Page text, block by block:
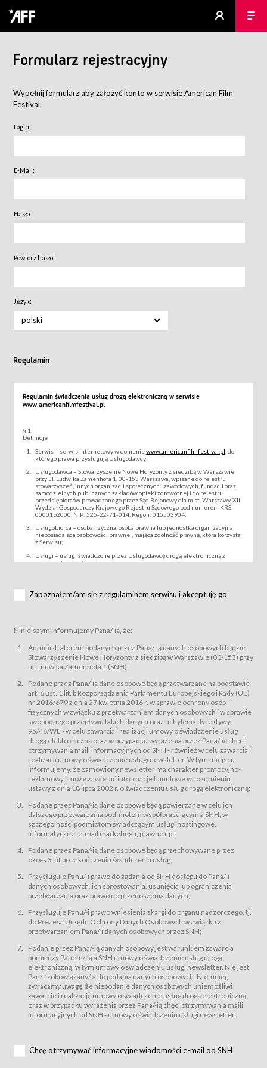
Formularz rejestracyjny
Wypełnij formularz aby założyć konto w serwisie American Film
Festival.
Login:
E-Mail:
Hasło:
Powtórz hasło:
Język:
polski
Regulamin
Regulamin świadczenia usług drogą elektroniczną w serwisie
www.americanfilmfestival.pl
§ 1
Definicje
Serwis – serwis internetowy w domeniewww.americanfilmfestival.pl , do
którego prawa przysługują Usługodawcy;
Usługodawca – Stowarzyszenie Nowe Horyzonty z siedzibą w Warszawie
przy ul. Ludwika Zamenhofa 1, 00-153 Warszawa, wpisane do rejestru
stowarzyszeń, innych organizacji społecznych i zawodowych, fundacji oraz
samodzielnych publicznych zakładów opieki zdrowotnej i do rejestru
przedsiębiorców prowadzonego przez Sąd Rejonowy dla m.st. Warszawy, XII
Wydział Gospodarczy Krajowego Rejestru Sądowego pod numerem KRS:
0000162000, NIP: 525-22-71-014, Regon: 015503904;
Usługobiorca – osoba fizyczna, osoba prawna lub jednostka organizacyjna
nieposiadająca osobowości prawnej, mająca zdolność prawną, która korzysta
z Serwisu;
Usługi – usługi świadczone przez Usługodawcę drogą elektroniczną z
wykorzystaniem Serwisu;
za pośrednictwem Serwisu;
podmiotom z branży mediów i filmowej (Akredytacje);
Bilety – wybrane dokumenty potwierdzające zawarcie umowy z
Usługodawcą i uprawniające do wzięcia udziału w Wydarzeniu,
przewidziane przez Usługodawcę dla danego Wydarzenia, tj. uprawniające
do uczestnictwa w wielu albo w pojedynczych seansach filmowych,
Sklep – sklep internetowy prowadzony przez Usługodawcę w Serwisie;
Regulamin – niniejszy regulamin.
§ 2
Postanowienia ogólne
Regulamin określa zasady:
świadczenia Usługobiorcom Usług przez Usługodawcę, z
zastrzeżeniem usług, o których mowa w ust. 2 pkt. 4 i 5 poniżej, których
zasady świadczenia precyzują odrębne regulaminy,
przetwarzania przez Usługodawcę danych osobowych Usługobiorców
będących osobami fizycznymi.
świadczy Usługi drogą elektroniczną w rozumieniu ustawy z dnia 18 lipca
2002 r. o świadczeniu usług drogą elektroniczną (Dz.U. z 2002 r., Nr 144, poz.
1204, z późń. zm.). Usługi świadczone są nieodpłatnie.
usługę przeglądania i odczytywania przez Usługobiorców materiałów
zamieszczanych w Serwisie,
usługę utrzymywania konta użytkownika w Serwisie,
usługę newsletter,
usługę zawierania na odległość umów nabycia Karnetów i Biletów,
usługę zawierania na odległość umów sprzedaży w Sklepie.
dnia 18 lipca 2002 r. o świadczeniu usług drogą elektroniczną (Dz.U. z 2002
r., Nr 144, poz. 1204, z późń. zm.). Usługi świadczone są nieodpłatnie.
Na zasadach określonych w Regulaminie dostęp do Serwisu jest otwarty dla
Usługobiorca przed rozpoczęciem korzystania z Serwisu jest zobowiązany
zapoznać się z Regulaminem. Założenie konta w Serwisie oraz zamówienie
usługi newsletter za pośrednictwem przeznaczonego do tego formularza
zamieszczonego na stronach Serwisu dostępnych dla wszystkich
Usługobiorców wymaga akceptacji postanowień Regulaminu.
Usługobiorca zobowiązany jest do przestrzegania postanowień Regulaminu
od chwili rozpoczęcia korzystania z Serwisu.
Regulamin jest udostępniony Usługobiorcom nieodpłatnie za
Warunki techniczne korzystania z Usług
Zapoznałem/am się z regulaminem serwisu i akceptuję go
Niniejszym informujemy Pana/-ią, że:
Administratorem podanych przez Pana/-ią danych osobowych będzie
Stowarzyszenie Nowe Horyzonty z siedzibą w Warszawie (00-153) przy
ul. Ludwika Zamenhofa 1 (SNH);
Podane przez Pana/-ią dane osobowe będą przetwarzane na podstawie
art. 6 ust. 1 lit. b Rozporządzenia Parlamentu Europejskiego i Rady (UE)
nr 2016/679 z dnia 27 kwietnia 2016 r. w sprawie ochrony osób
fizycznych w związku z przetwarzaniem danych osobowych i w sprawie
swobodnego przepływu takich danych oraz uchylenia dyrektywy
95/46/WE - w celu zawarcia i realizacji umowy o świadczenie usług
drogą elektroniczną oraz w przypadku wyrażenia przez Pana/-ią chęci
otrzymywania maili informacyjnych od SNH - również w celu zawarcia i
realizacji umowy o świadczenie usługi newsletter. W tym miejscu
informujemy, że zamówiony newsletter ma charakter promocyjno-
reklamowy i może zawierać informacje handlowe w rozumieniu
ustawy z dnia 18 lipca 2002 r. o świadczeniu usług drogą elektroniczną;
Podane przez Pana/-ią dane osobowe będą powierzane w celu ich
dalszego przetwarzania podmiotom współpracującym z SNH, w
szczególności podmiotom świadczącym usługi hostingowe,
informatyczne, e-mail marketingu, prawne itp.;
Podane przez Pana/-ią dane osobowe będą przechowywane przez
okres 3 lat po zakończeniu świadczenia usług;
Przysługuje Panu/-i prawo do żądania od SNH dostępu do Pana/-i
danych osobowych, ich sprostowania, usunięcia lub ograniczenia
przetwarzania oraz prawo do przenoszenia danych;
Przysługuje Panu/-i prawo wniesienia skargi do organu nadzorczego, tj.
do Prezesa Urzędu Ochrony Danych Osobowych w związku z
przetwarzaniem Pana/-i danych osobowych przez SNH;
Podanie przez Pana/-ią danych osobowy jest warunkiem zawarcia
pomiędzy Panem/-ią a SNH umowy o świadczenie usług drogą
elektroniczną, w tym umowy o świadczeniu usługi newsletter. Nie jest
Pan/-i zobowiązany/-a do podania danych osobowych. Niemniej,
zwracamy uwagę, że niepodanie danych osobowych uniemożliwi
zawarcie i realizację umowy o świadczenie usług drogą elektroniczną
oraz w przypadku wyrażenia przez Pana/-ią chęci otrzymywania maili
informacyjnych od SNH - umowy o świadczeniu usługi newsletter.
Chcę otrzymywać informacyjne wiadomości e-mail od SNH